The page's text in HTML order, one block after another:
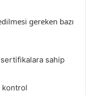
gereken bazı
sertifikalara sahip
kontrol